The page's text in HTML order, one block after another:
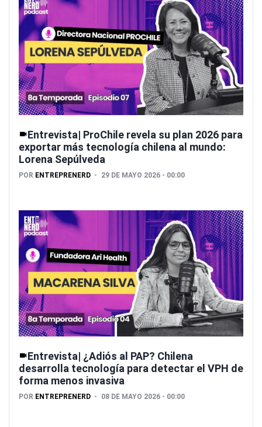
Entrevista| ProChile revela su plan 2026 para
exportar más tecnología chilena al mundo:
Lorena Sepúlveda
POR ENTREPRENERD 29 DE MAYO 2026 - 00:00
Entrevista| ¿Adiós al PAP? Chilena
desarrolla tecnología para detectar el VPH de
forma menos invasiva
POR ENTREPRENERD 08 DE MAYO 2026 - 00:00